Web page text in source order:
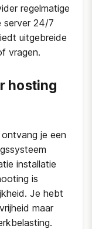
regelmatige
server 24/7
uitgebreide
vragen.
hosting
je een
installatie
is
Je hebt
maar